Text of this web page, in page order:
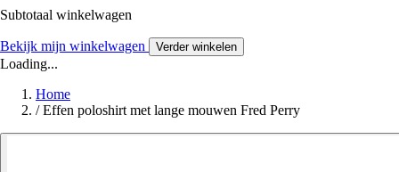
Subtotaal winkelwagen
Bekijk mijn winkelwagen Verder winkelen
Loading...
Home
/ Effen poloshirt met lange mouwen Fred Perry